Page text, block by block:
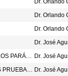
Dr. José
LOS EFECTOS DE LOS ANTIDEPRESIVOS SOBRE LOS PARÁMETROS CARDIOMETABÓLICOS Y OTROS PARÁMETROS FISIOLÓGICOS: UNA REVISIÓN SISTEMÁTICA Y META-ANÁLISIS EN RED. LANCET 2025;406:2063-77. Dr. José
LOS BENEFICIOS Y LOS INCONVENIENTES DE LAS PRUEBAS DE CRIBADO PARA LA DETECCIÓN TEMPRANA DEL CÁNCER Dr. José